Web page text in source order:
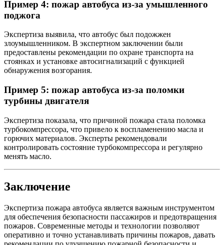
Пример 4: пожар автобуса из-за умышленного
поджога
Экспертиза выявила, что автобус был подожжен
злоумышленником. В экспертном заключении были
предоставлены рекомендации по охране транспорта на
стоянках и установке автосигнализаций с функцией
обнаружения возгорания.
Пример 5: пожар автобуса из-за поломки
турбины двигателя
Экспертиза показала, что причиной пожара стала поломка
турбокомпрессора, что привело к воспламенению масла и
горючих материалов. Эксперты рекомендовали
контролировать состояние турбокомпрессора и регулярно
менять масло.
Заключение
Экспертиза пожара автобуса является важным инструментом
для обеспечения безопасности пассажиров и предотвращения
пожаров. Современные методы и технологии позволяют
оперативно и точно устанавливать причины пожаров, давать